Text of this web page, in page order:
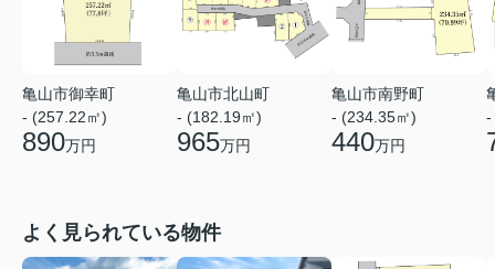
亀山市御幸町
- (257.22㎡)
890万円
亀山市北山町
- (182.19㎡)
965万円
亀山市南野町
- (234.35㎡)
440万円
-
よく見られている物件